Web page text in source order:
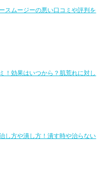
スムージーの悪い口コミや評判を
！効果はいつから？肌荒れに対し
し方や潰し方！潰す時や治らない